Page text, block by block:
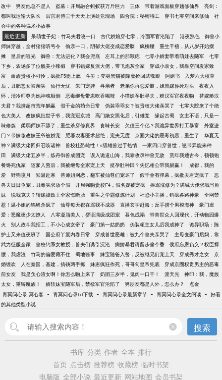
改中
男友他总不是人 盗墓：开局融合蚂蚁获万斤巨力 三体 带着游戏面板穿越修仙界
亮剑：
都叫我运输大队长
后宫君侍三千天天上演雄竞现场 四合院：秘密特工 穿书七零空间来修仙
社
会中的各种骗术小故事
最近更新 呆萌世子妃：竹马夫君咬一口 古代娇娘穿七零，冷面军官沦陷了 港夜熟色
御兽小
师妹穿越，全村猪猪听号令
偷亲一口，阴郁大佬变成恋爱脑 疯柳腰
重生千禧，从八岁开始摆
摊
皇后的容光 御兽：无法进化？我会兜底 左耳上的那颗痣 七零小娇妻带着萌娃去随军
七零
下乡，农场多了位貌美小辣椒
穿书错嫁反派大佬，带飞炮灰全家
穿成小农女，我靠空间发家致
富
血族贵校小可怜，疯批F5吻上瘾 斗罗：变身黑猫被降魔捡回武魂殿 阿姐书
入梦六大校草
后，丑肥恶女被亲哭
仙行无忧 朱门宠婢 寻亲者 老弟你再恋爱脑，姐就嫁你死对头
夜夜入
怀，清冷师尊为她神魂颠倒
恶毒继母带崽吃香喝辣 小猫妖孕肚寻夫，糙汉军官夜夜吻
替嫁糙汉
夫君？我携超市荒年躺赢
假千金的苟命日常 伪装乖乖女？被贵校大佬亲哭了
七零大院来了个绝
色大美人
改嫁疯批世子爷，我宠冠京城 高门嫡女黑化后，引雄竞 缘起古蜀
女主不语，只是一
味修炼
柔弱师妹不舔了，重生杀穿修真界 食味长安 欠债三个亿？我诡异世界打工暴富
外室进
门？带嫁妆改嫁王爷被娇宠
肥婆农妻医术超绝，宠夫无度 京圈大佬的恶毒初恋，重生了
华夏无
神？满级大佬回归召唤诸神
兽校社恐雌性！s级雄兽过于热情
一家四口穿兽世，崽带异能来种
田
满级大佬五岁半，炼丹御兽成团宠 误入诡道山海，我靠收录神兽无敌
荒年我通古今，顿顿饱
餐馋死仇家
随爹入赘后，我被继母全家宠上天 挺孕肚种田？失忆相公带我躺赢！
成都，我的
爱
野狗咬月 知温赴寒 替师姐网恋，翻车被仙尊们宠坏了 假千金有弹幕，疯批夫君宠疯了
恶
兽夫日日争宠，丑雌哭求放个假
开局强吻贵校F4，假名媛被宠疯
挨骂涨修为？满城大佬求我当师
妹
说我克夫？转嫁摄政王全家悔断肠 重生之学霸修炼计划 社恐小主播，钓疯各路神豪
全网禁
惹！温小姐的锦鲤杀疯了
仙尊每天都在骂我不成器 直播玄学赶海：反手捞个男模海神
豪门虐
爱：恶魔夜少太撩人
八零凝脂美人，婴语满级成团宠 暮色成溺
带兽世众人回现代，开动物园爆
火
别人政斗我招工，不小心成女帝了 豪门第一姑奶奶 伪装领主女儿后我成神了
诡异职场：陈
护士又来值夜班了
国公府丫鬟内卷日常 穿成兽世恶雌：被九个兽夫亲哭了
主母变豪门后妈，靠
武力征服全家
兽校钓系女教授，兽夫们诱引沉沦 病娇暴君请留步偷个香
侯府忘恩负义？权臣撑
腰，我虐渣
竹马的偏爱藏不住 蜀地酱事 妹宝随爸入赘，反被继兄们宠上天 穿成秀才之女
京
婚缠欢
人在秦国，基建，搞钱两手抓 妹崽疯狂作死，哥哥勾皇帝兜底
穿成京圈权贵男主的恶毒
前女友
我是负心渣女啊！你怎么吻上来了 奶团三岁半，鬼肉一口干！ 渡天光
神印：我，魔族
太女，重铸魔族！
娇软妹宝随军后，禁欲军官沦陷了 男朋友都是人外，怎么办？
点金
青冥问心录 冥心客 - 青冥问心录txt下载 - 青冥问心录最新章节 - 青冥问心录全文阅读 - 好看
的其他类型小说
搜索
书库 分类 作者 全本 排行
首页 点击榜 推荐榜 收藏榜 临时书架
电脑版 全部小说 最近更新 网站地图 会员书架